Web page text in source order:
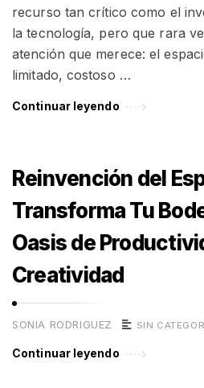
recurso tan crítico como el
la tecnología, pero que rara
atención que merece: el
limitado, costoso …
Continuar leyendo
Reinvención del
Transforma Tu
Oasis de
Creatividad
SONIA RODRIGUEZ SIN
Continuar leyendo